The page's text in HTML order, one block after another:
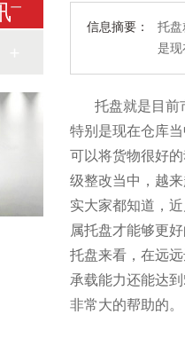
信息摘要：
托盘
是
托盘就是目前市
特别是现在仓库当
可以将货物很好的
级整改当中，
实大家都知道，
属托盘才能够更好
托盘来看，在
承载能力还能达到
非常大的帮助的。